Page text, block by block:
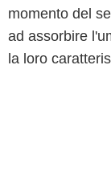
momento del
ad assorbire
la loro